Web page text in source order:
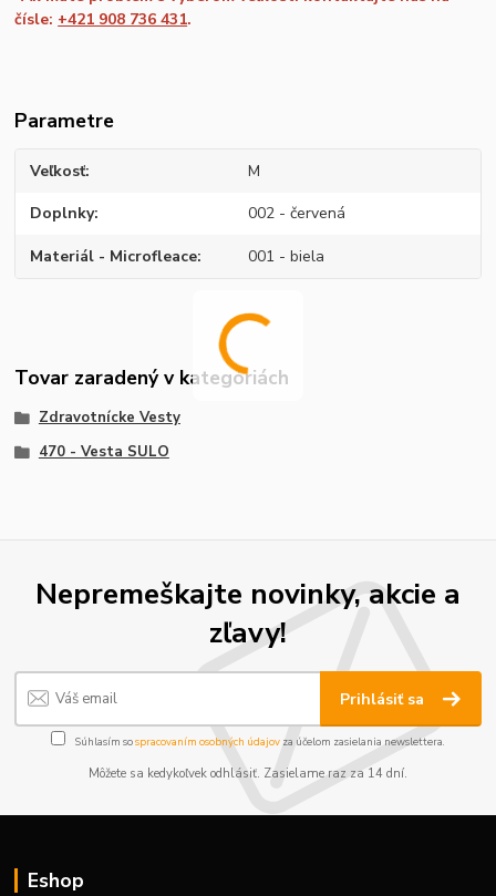
čísle: +421 908 736 431.
Parametre
Veľkosť M
Doplnky 002 - červená
Materiál - Microfleace 001 - biela
Tovar zaradený v kategóriách
Zdravotnícke Vesty
470 - Vesta SULO
Nepremeškajte novinky, akcie a
zľavy!
Prihlásiť sa
Súhlasím sospracovaním osobných údajov za účelom zasielania newslettera.
Môžete sa kedykoľvek odhlásiť. Zasielame raz za 14 dní.
Eshop